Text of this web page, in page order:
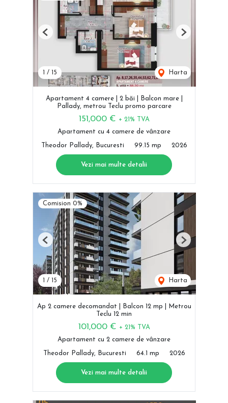
/ 15 Harta
Previous Next
Apartament 4 camere | 2 băi | Balcon mare |
Pallady, metrou Teclu promo parcare
151,000 € + 21% TVA
Apartament cu 4 camere de vânzare
Theodor Pallady, Bucuresti 99.15 mp 2026
Vezi mai multe detalii
Comision 0%
/ 15 Harta
Previous Next
Ap 2 camere decomandat | Balcon 12 mp | Metrou
Teclu 12 min
101,000 € + 21% TVA
Apartament cu 2 camere de vânzare
Theodor Pallady, Bucuresti 64.1 mp 2026
Vezi mai multe detalii